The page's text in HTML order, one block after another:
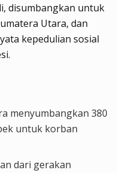
disumbangkan untuk
Utara, dan
kepedulian sosial
menyumbangkan 380
untuk korban
dari gerakan